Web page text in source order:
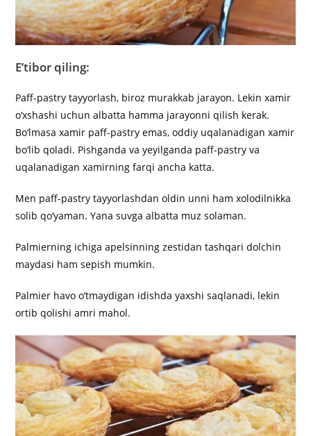
E’tibor qiling:
Paff-pastry tayyorlash, biroz murakkab jarayon. Lekin xamir
o‘xshashi uchun albatta hamma jarayonni qilish kerak.
Bo‘lmasa xamir paff-pastry emas, oddiy uqalanadigan xamir
bo‘lib qoladi. Pishganda va yeyilganda paff-pastry va
uqalanadigan xamirning farqi ancha katta.
Men paff-pastry tayyorlashdan oldin unni ham xolodilnikka
solib qo‘yaman. Yana suvga albatta muz solaman.
Palmierning ichiga apelsinning zestidan tashqari dolchin
maydasi ham sepish mumkin.
Palmier havo o‘tmaydigan idishda yaxshi saqlanadi, lekin
ortib qolishi amri mahol.